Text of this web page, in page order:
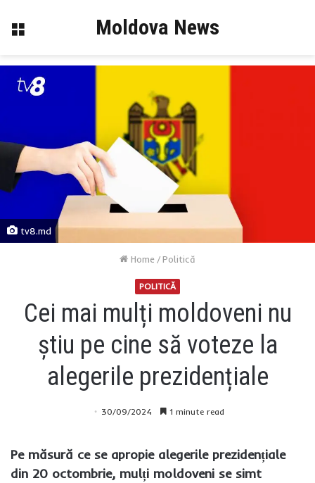
Menu Moldova News
tv8.md
Home /Politică
POLITICĂ
Cei mai mulți moldoveni nu
știu pe cine să voteze la
alegerile prezidențiale
30/09/2024 1 minute read
Pe măsură ce se apropie alegerile prezidențiale
din 20 octombrie, mulți moldoveni se simt